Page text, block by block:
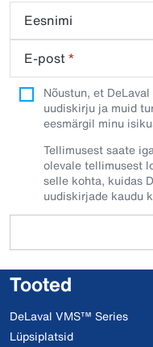
Eesnimi
E-post*
Nõustun, et
uudiskirju ja muid
eesmärgil minu
Tellimusest saate
olevale tellimusest
selle kohta, kuidas
uudiskirjade kaudu
Tooted
DeLaval VMS™ Series
Lüpsiplatsid